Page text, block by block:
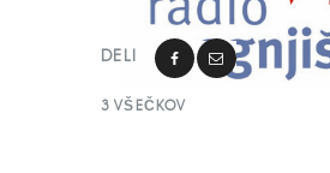
DELI
3 VŠEČKOV